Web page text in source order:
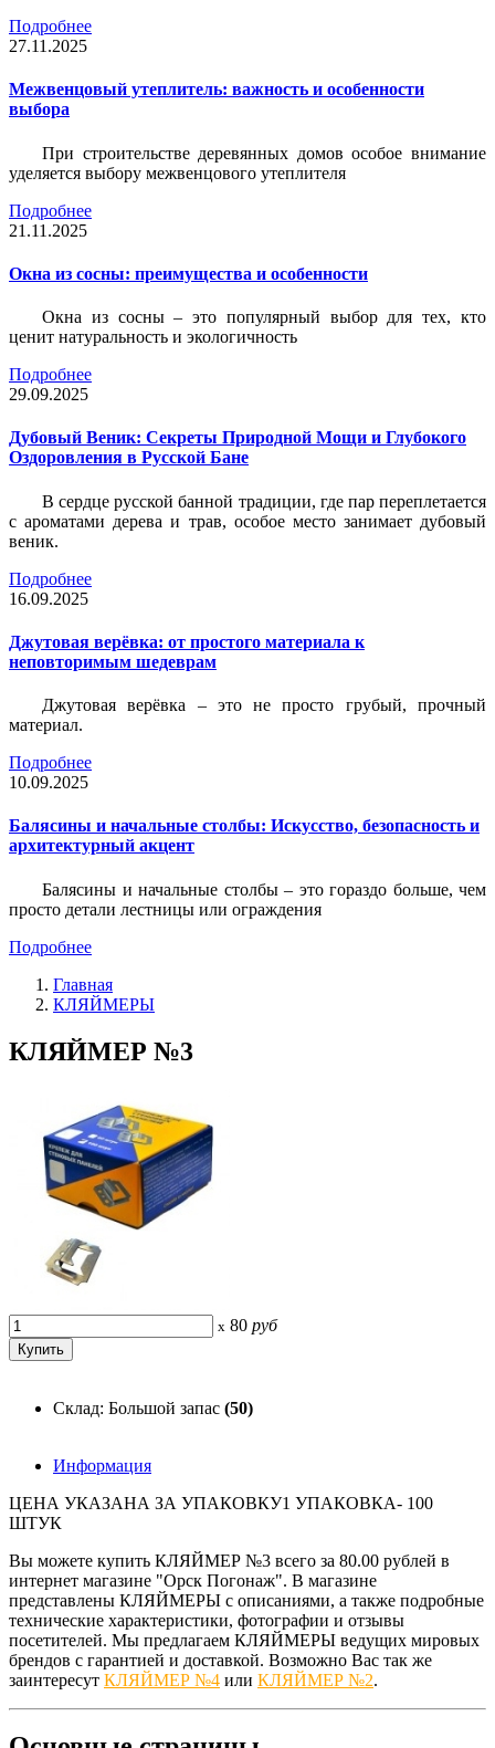
Подробнее
27.11.2025
Межвенцовый утеплитель: важность и особенности
выбора
При строительстве деревянных домов особое внимание
уделяется выбору межвенцового утеплителя
Подробнее
21.11.2025
Окна из сосны: преимущества и особенности
Окна из сосны – это популярный выбор для тех, кто
ценит натуральность и экологичность
Подробнее
29.09.2025
Дубовый Веник: Секреты Природной Мощи и Глубокого
Оздоровления в Русской Бане
В сердце русской банной традиции, где пар переплетается
с ароматами дерева и трав, особое место занимает дубовый
веник.
Подробнее
16.09.2025
Джутовая верёвка: от простого материала к
неповторимым шедеврам
Джутовая верёвка – это не просто грубый, прочный
материал.
Подробнее
10.09.2025
Балясины и начальные столбы: Искусство, безопасность и
архитектурный акцент
Балясины и начальные столбы – это гораздо больше, чем
просто детали лестницы или ограждения
Подробнее
Главная
КЛЯЙМЕРЫ
КЛЯЙМЕР №3
x 80 руб
Склад: Большой запас (50)
Информация
ЦЕНА УКАЗАНА ЗА УПАКОВКУ1 УПАКОВКА- 100
ШТУК
Вы можете купить КЛЯЙМЕР №3 всего за 80.00 рублей в
интернет магазине "Орск Погонаж". В магазине
представлены КЛЯЙМЕРЫ с описаниями, а также подробные
технические характеристики, фотографии и отзывы
посетителей. Мы предлагаем КЛЯЙМЕРЫ ведущих мировых
брендов с гарантией и доставкой. Возможно Вас так же
заинтересут КЛЯЙМЕР №4 или КЛЯЙМЕР №2.